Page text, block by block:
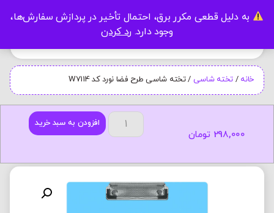
به دلیل قطعی مکرر برق، احتمال تأخیر در پردازش سفارش‌ها،
وجود دارد. رد کردن
خانه / تخته شاسی / تخته شاسی طرح فضا نورد کد W7114
افزودن به سبد خرید
298,000 تومان